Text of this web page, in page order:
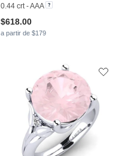
0.44 crt - AAA
$618.00
a partir de $179